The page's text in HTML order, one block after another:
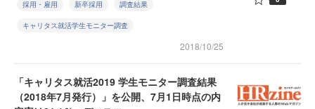
採用・雇用 新卒採用 調査結果
キャリタス就活学生モニター調査
2018/10/25
「キャリタス就活2019 学生モニター調査結果
（2018年7月発行）」を公開、7月1日時点の内